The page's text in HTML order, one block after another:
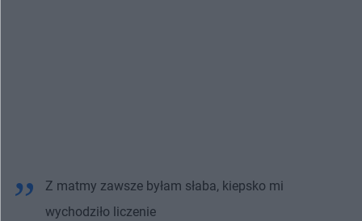
Z matmy zawsze byłam słaba, kiepsko mi
wychodziło liczenie